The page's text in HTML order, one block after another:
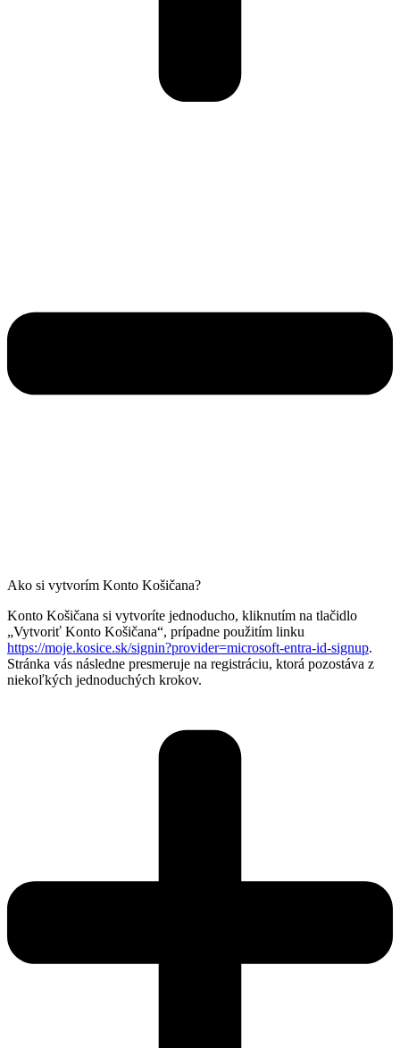
Ako si vytvorím Konto Košičana?
Konto Košičana si vytvoríte jednoducho, kliknutím na tlačidlo
„Vytvoriť Konto Košičana“, prípadne použitím linku
https://moje.kosice.sk/signin?provider=microsoft-entra-id-signup.
Stránka vás následne presmeruje na registráciu, ktorá pozostáva z
niekoľkých jednoduchých krokov.